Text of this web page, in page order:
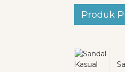
Produk